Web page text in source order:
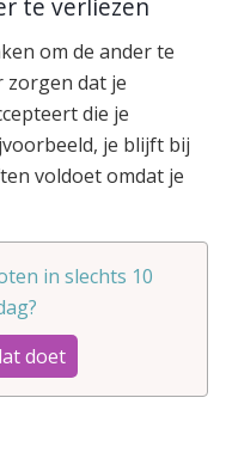
te verliezen
om de ander te
zorgen dat je
die je
je blijft bij
voldoet omdat je
in slechts 10
doet